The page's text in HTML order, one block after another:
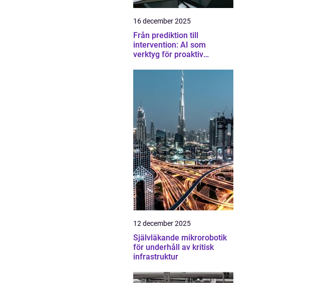
16 december 2025
Från prediktion till
intervention: AI som
verktyg för proaktiv
12 december 2025
Självläkande mikrorobotik
för underhåll av kritisk
infrastruktur